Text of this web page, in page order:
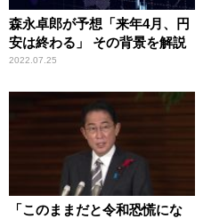
森永卓郎が予想「来年4月、円
安は終わる」 その背景を解説
2022.07.25
「このままだと令和恐慌にな